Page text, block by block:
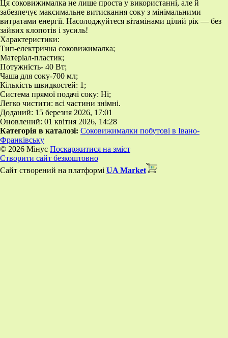
Ця соковижималка не лише проста у використанні, але й
забезпечує максимальне витискання соку з мінімальними
витратами енергії. Насолоджуйтеся вітамінами цілий рік — без
зайвих клопотів і зусиль!
Характеристики:
Тип-електрична соковижималка;
Матеріал-пластик;
Потужність- 40 Вт;
Чаша для соку-700 мл;
Кількість швидкостей: 1;
Система прямої подачі соку: Ні;
Легко чистити: всі частини знімні.
Доданий: 15 березня 2026, 17:01
Оновлений: 01 квітня 2026, 14:28
Категорія в каталозі: Соковижималки побутові в Івано-
Франківську
© 2026 Мінус Поскаржитися на зміст
Створити сайт безкоштовно
Сайт створений на платформі UA Market